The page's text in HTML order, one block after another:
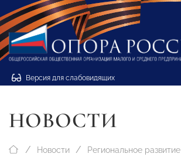
Версия для слабовидящих
НОВОСТИ
Новости Региональное развитие